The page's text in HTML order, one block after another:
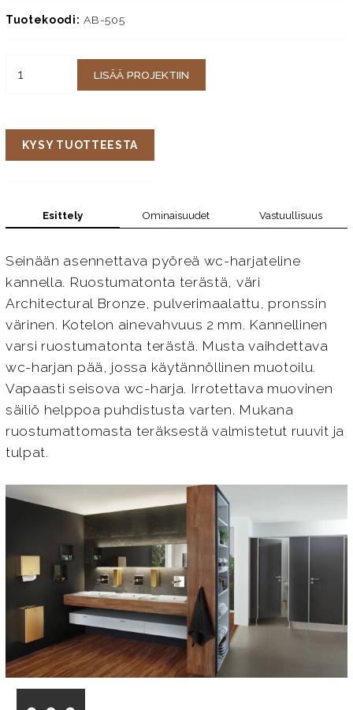
Tuotekoodi: AB-505
LISÄÄ PROJEKTIIN
KYSY TUOTTEESTA
Esittely Ominaisuudet Vastuullisuus
Seinään asennettava pyöreä wc-harjateline
kannella. Ruostumatonta terästä, väri
Architectural Bronze, pulverimaalattu, pronssin
värinen. Kotelon ainevahvuus 2 mm. Kannellinen
varsi ruostumatonta terästä. Musta vaihdettava
wc-harjan pää, jossa käytännöllinen muotoilu.
Vapaasti seisova wc-harja. Irrotettava muovinen
säiliö helppoa puhdistusta varten. Mukana
ruostumattomasta teräksestä valmistetut ruuvit ja
tulpat.